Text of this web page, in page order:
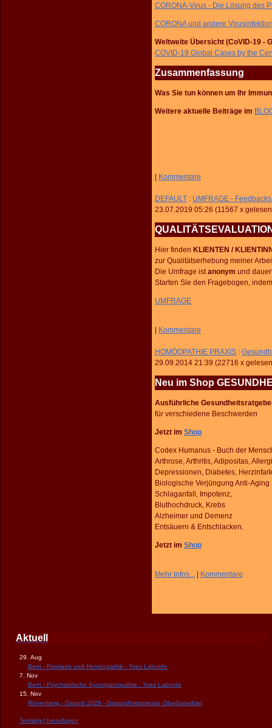
CORONA-Virus - Die Lösung des
CORONA und andere
Weltweite Übersicht (CoVID-19 -
COVID-19 Global Cases by the
Zusammenfassung
Was Sie tun können um Ihr
Weitere aktuelle Beiträge im
Kommentare
DEFAULT : UMFRAGE -
23.07.2019 05:26 (11567 x gelesen
Hier finden KLIENTEN /
zur Qualitätserhebung meiner
Die Umfrage istanonym und
Starten Sie den Fragebogen,
UMFRAGE
Kommentare
HOMÖOPATHIE PRAXIS :
29.09.2014 21:39 (22716 x gelesen
Neu im Shop
Ausführliche
für verschiedene Beschwerden
Jetzt im Shop
Codex Humanus - Buch der
Arthrose, Arthritis, Adipositas,
Depressionen, Diabetes,
Biologische Verjüngung Anti-Aging
Schlaganfall, Impotenz,
Bluthochdruck, Krebs
Alzheimer und Demenz
Entsäuern & Entschlacken.
Jetzt im Shop
Mehr Infos... Kommentare
Aktuell
29. Aug
Bern - Psoriasis und Homöopathik - Yves Laborde
7. Nov
Bern - Psychiatrische Synorganopathie - Yves Laborde
15. Nov
Rünenberg - Gsundi 2026 - Gesundheitsmesse Oberbaselbiet
Termin(e) hinzufügen